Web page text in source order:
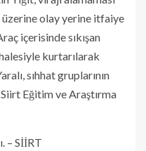
olay yerine itfaiye
içerisinde sıkışan
kurtarılarak
sıhhat gruplarının
Eğitim ve Araştırma
– SİİRT